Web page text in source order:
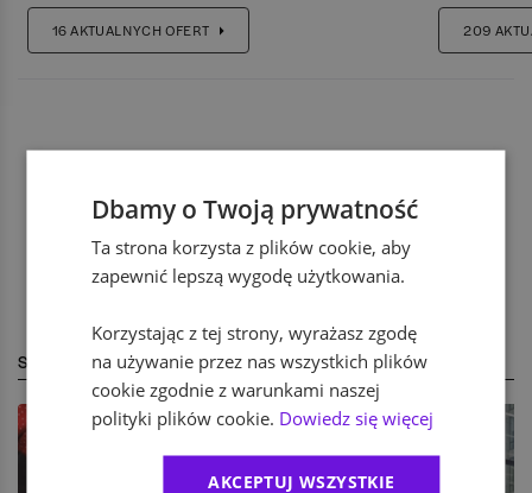
16AKTUALNYCH OFERT 209
STREFA EKSPERTA
Dbamy o Twoją prywatność
Ta strona korzysta z plików cookie, aby
zapewnić lepszą wygodę użytkowania.
Korzystając z tej strony, wyrażasz zgodę
na używanie przez nas wszystkich plików
cookie zgodnie z warunkami naszej
polityki plików cookie. Dowiedz się więcej
AKCEPTUJ WSZYSTKIE